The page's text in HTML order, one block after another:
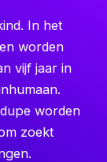
In het
worden
vijf jaar in
worden
zoekt